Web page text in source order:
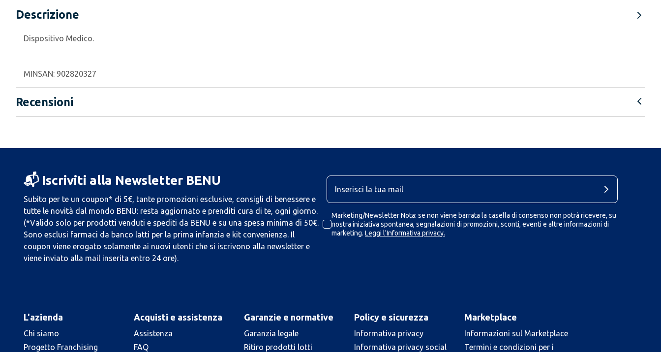
Descrizione
Dispositivo Medico.
MINSAN: 902820327
Recensioni
📬 Iscriviti alla Newsletter BENU
Subito per te un coupon* di 5€, tante promozioni esclusive, consigli di benessere e
tutte le novità dal mondo BENU: resta aggiornato e prenditi cura di te, ogni giorno.
(*Valido solo per prodotti venduti e spediti da BENU e su una spesa minima di 50€.
Sono esclusi farmaci da banco latti per la prima infanzia e kit convenienza. Il
coupon viene erogato solamente ai nuovi utenti che si iscrivono alla newsletter e
viene inviato alla mail inserita entro 24 ore).
Marketing/Newsletter Nota: se non viene barrata la casella di consenso non potrà ricevere, su
nostra iniziativa spontanea, segnalazioni di promozioni, sconti, eventi e altre informazioni di
marketing. Leggi l'Informativa privacy.
L'azienda
Chi siamo
Progetto Franchising
Acquisti e assistenza
Assistenza
FAQ
Garanzie e normative
Garanzia legale
Ritiro prodotti lotti
Policy e sicurezza
Informativa privacy
Informativa privacy social
Marketplace
Informazioni sul Marketplace
Termini e condizioni per i